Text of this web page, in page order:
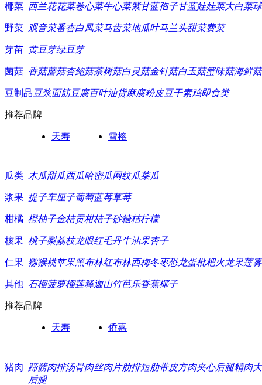
椰菜 西兰花花菜卷心菜牛心菜紫甘蓝孢子甘蓝娃娃菜大白菜
野菜 观音菜番杏白凤菜马齿菜地瓜叶马兰头甜菜费菜
芽苗 黄豆芽绿豆芽
菌菇 香菇蘑菇杏鲍菇茶树菇白灵菇金针菇白玉菇蟹味菇海鲜菇
豆制品 豆浆面筋豆腐百叶油货麻腐粉皮豆干素鸡即食类
推荐品牌
天寿 雪榕
瓜类 木瓜甜瓜西瓜哈密瓜网纹瓜菜瓜
浆果 提子车厘子葡萄蓝莓草莓
柑橘 橙柚子金桔贡柑桔子砂糖桔柠檬
核果 桃子梨荔枝龙眼红毛丹牛油果杏子
仁果 猕猴桃苹果黑布林红布林西梅冬枣恐龙蛋枇杷火龙果莲雾
其他 石榴菠萝榴莲释迦山竹芭乐香蕉椰子
推荐品牌
天寿 侨嘉
猪肉 蹄髈肉排汤骨肉丝肉片肋排短肋带皮方肉夹心后腿精肉
后腿